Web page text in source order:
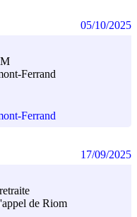
Ferrand
Ferrand
05/10/2025
de Riom
17/09/2025